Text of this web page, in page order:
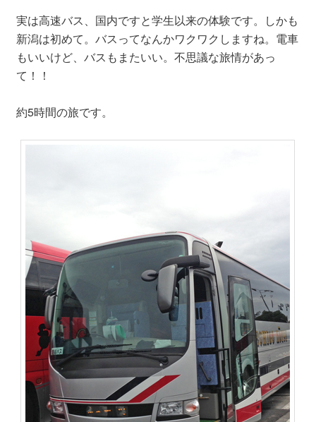
実は高速バス、国内ですと学生以来の体験です。しかも
新潟は初めて。バスってなんかワクワクしますね。電車
もいいけど、バスもまたいい。不思議な旅情があっ
て！！
約5時間の旅です。